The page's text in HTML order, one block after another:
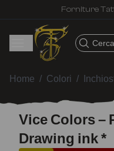
Forniture
Home / Colori /
Vice Colors –
Drawing ink *